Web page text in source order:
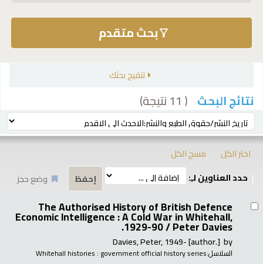
بحث متقدم
تنقيح بحثك
نتائج البحث ( 11 نتيجة)
ترتيب بواسطة:
اختر الكل
مسح الكل
حدد العناوين لـِ:
وضع حجز
The Authorised History of British Defence
Economic Intelligence : A Cold War in Whitehall,
1929-90 /Peter Davies.
by
Davies, Peter, 1949-[author.]
السلاسل:Whitehall histories : government official history series